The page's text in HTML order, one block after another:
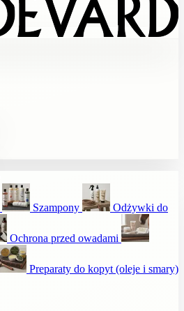
Szampony Odżywki do
Ochrona przed owadami
Preparaty do kopyt (oleje i smary)